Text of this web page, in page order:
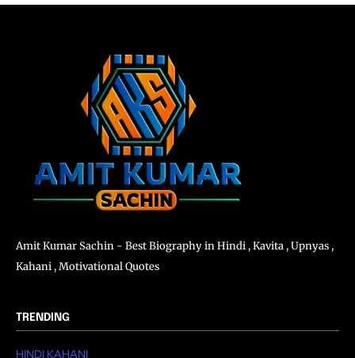
Amit Kumar Sachin - Best Biography in Hindi , Kavita , Upnyas ,
Kahani , Motivational Quotes
TRENDING
HINDI KAHANI